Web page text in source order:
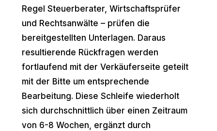
Regel Steuerberater, Wirtschaftsprüfer
und Rechtsanwälte – prüfen die
bereitgestellten Unterlagen. Daraus
resultierende Rückfragen werden
fortlaufend mit der Verkäuferseite geteilt
mit der Bitte um entsprechende
Bearbeitung. Diese Schleife wiederholt
sich durchschnittlich über einen Zeitraum
von 6-8 Wochen, ergänzt durch